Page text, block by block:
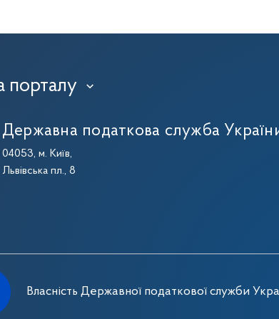
порталу ›
Державна податкова служба
04053, м. Київ,
Львівська пл., 8
Власність Державної податкової служби